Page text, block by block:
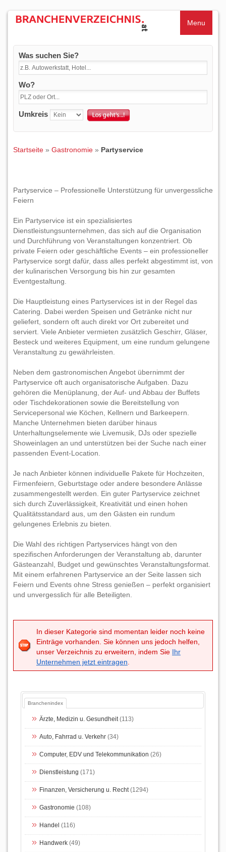
Menu
Was suchen Sie?
Wo?
Umkreis
Startseite » Gastronomie » Partyservice
Partyservice – Professionelle Unterstützung für unvergessliche
Feiern
Ein Partyservice ist ein spezialisiertes
Dienstleistungsunternehmen, das sich auf die Organisation
und Durchführung von Veranstaltungen konzentriert. Ob
private Feiern oder geschäftliche Events – ein professioneller
Partyservice sorgt dafür, dass alles perfekt abgestimmt ist, von
der kulinarischen Versorgung bis hin zur gesamten
Eventgestaltung.
Die Hauptleistung eines Partyservices ist in der Regel das
Catering. Dabei werden Speisen und Getränke nicht nur
geliefert, sondern oft auch direkt vor Ort zubereitet und
serviert. Viele Anbieter vermieten zusätzlich Geschirr, Gläser,
Besteck und weiteres Equipment, um eine rundum gelungene
Veranstaltung zu gewährleisten.
Neben dem gastronomischen Angebot übernimmt der
Partyservice oft auch organisatorische Aufgaben. Dazu
gehören die Menüplanung, der Auf- und Abbau der Buffets
oder Tischdekorationen sowie die Bereitstellung von
Servicepersonal wie Köchen, Kellnern und Barkeepern.
Manche Unternehmen bieten darüber hinaus
Unterhaltungselemente wie Livemusik, DJs oder spezielle
Showeinlagen an und unterstützen bei der Suche nach einer
passenden Event-Location.
Je nach Anbieter können individuelle Pakete für Hochzeiten,
Firmenfeiern, Geburtstage oder andere besondere Anlässe
zusammengestellt werden. Ein guter Partyservice zeichnet
sich durch Zuverlässigkeit, Kreativität und einen hohen
Qualitätsstandard aus, um den Gästen ein rundum
gelungenes Erlebnis zu bieten.
Die Wahl des richtigen Partyservices hängt von den
spezifischen Anforderungen der Veranstaltung ab, darunter
Gästeanzahl, Budget und gewünschtes Veranstaltungsformat.
Mit einem erfahrenen Partyservice an der Seite lassen sich
Feiern und Events ohne Stress genießen – perfekt organisiert
und unvergesslich für alle Beteiligten.
In dieser Kategorie sind momentan leider noch keine
Einträge vorhanden. Sie können uns jedoch helfen,
unser Verzeichnis zu erweitern, indem Sie Ihr
Unternehmen jetzt eintragen
Branchenindex
Ärzte, Medizin u. Gesundheit(113)
Auto, Fahrrad u. Verkehr (34)
Computer, EDV und Telekommunikation (26)
Dienstleistung (171)
Finanzen, Versicherung u. Recht(1294)
Gastronomie (108)
Handel (116)
Handwerk (49)